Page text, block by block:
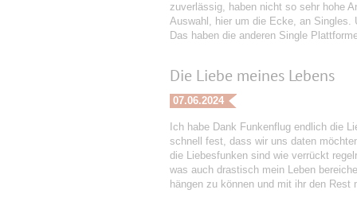
zuverlässig, haben nicht so sehr hohe
Auswahl, hier um die Ecke, an Singles.
Das haben die anderen Single
Die Liebe meines Lebens
07.06.2024
Ich habe Dank Funkenflug endlich die
schnell fest, dass wir uns daten
die Liebesfunken sind wie verrückt
was auch drastisch mein Leben
hängen zu können und mit ihr den